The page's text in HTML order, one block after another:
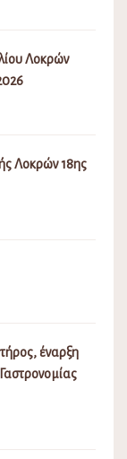
Λοκρών
Λοκρών 18ης
έναρξη